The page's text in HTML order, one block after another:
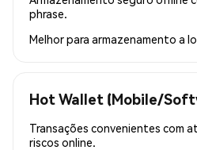
phrase.
Melhor para armazenamento a
Hot Wallet (Mobile/
Transações convenientes com
riscos online.